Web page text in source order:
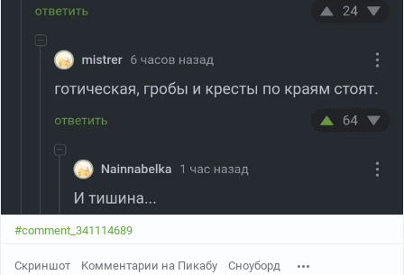
#comment_341114689
Скриншот Комментарии на Пикабу Сноуборд